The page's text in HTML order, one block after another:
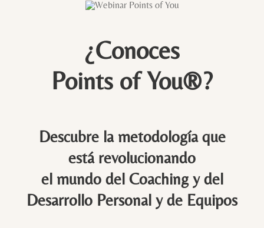
¿Conoces
Points of You®?
Descubre la metodología que
está revolucionando
el mundo del Coaching y del
Desarrollo Personal y de Equipos